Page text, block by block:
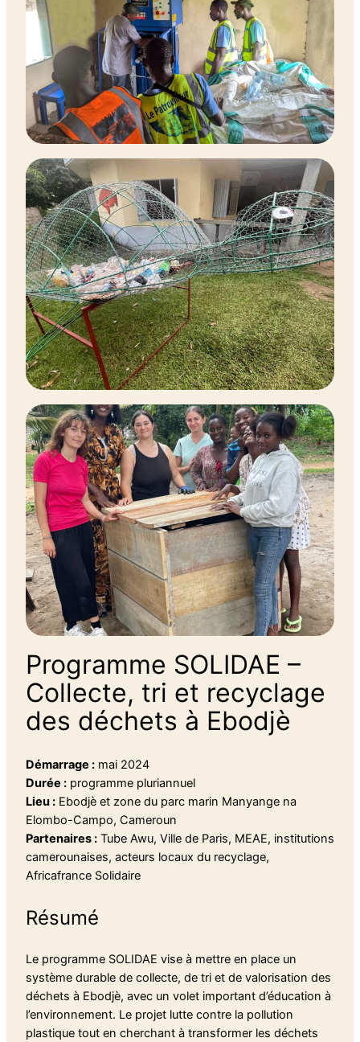
Programme SOLIDAE –
Collecte, tri et recyclage
des déchets à Ebodjè
Démarrage : mai 2024
Durée : programme pluriannuel
Lieu : Ebodjè et zone du parc marin Manyange na
Elombo-Campo, Cameroun
Partenaires : Tube Awu, Ville de Paris, MEAE, institutions
camerounaises, acteurs locaux du recyclage,
Africafrance Solidaire
Résumé
Le programme SOLIDAE vise à mettre en place un
système durable de collecte, de tri et de valorisation des
déchets à Ebodjè, avec un volet important d’éducation à
l’environnement. Le projet lutte contre la pollution
plastique tout en cherchant à transformer les déchets